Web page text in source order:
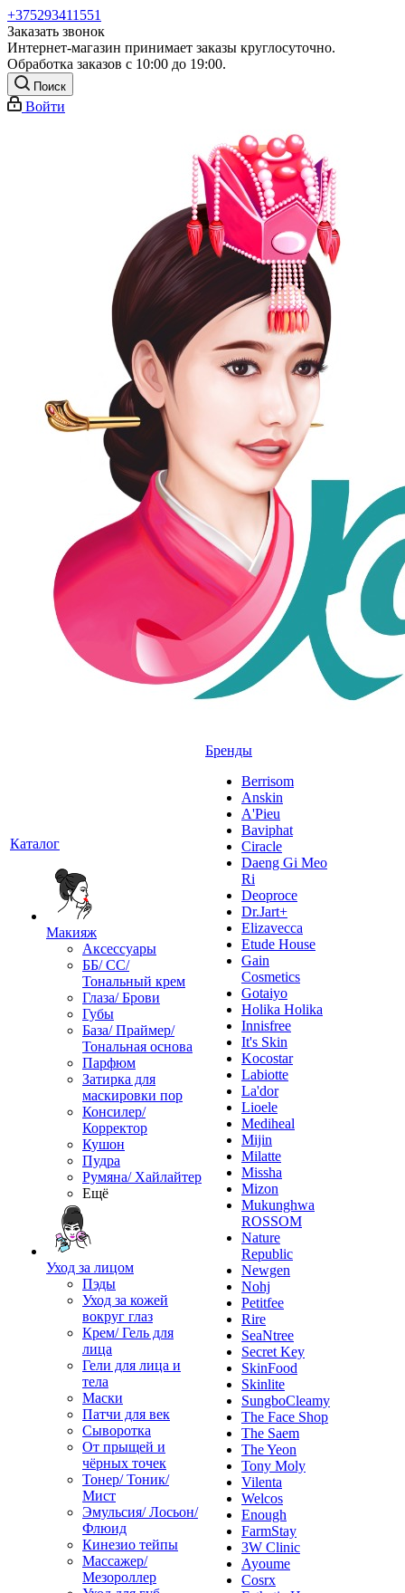
+375293411551
Заказать звонок
Интернет-магазин принимает заказы круглосуточно.
Обработка заказов с 10:00 до 19:00.
Поиск
Войти
Каталог
Макияж
Аксессуары
ББ/ СС/
Тональный крем
Глаза/ Брови
Губы
База/ Праймер/
Тональная основа
Парфюм
Затирка для
маскировки пор
Консилер/
Корректор
Кушон
Пудра
Румяна/ Хайлайтер
Ещё
Уход за лицом
Пэды
Уход за кожей
вокруг глаз
Крем/ Гель для
лица
Гели для лица и
тела
Маски
Патчи для век
Сыворотка
От прыщей и
чёрных точек
Тонер/ Тоник/
Мист
Эмульсия/ Лосьон/
Флюид
Кинезио тейпы
Массажер/
Мезороллер
Бренды
Berrisom
Anskin
A'Pieu
Baviphat
Ciracle
Daeng Gi Meo
Ri
Deoproce
Dr.Jart+
Elizavecca
Etude House
Gain
Cosmetics
Gotaiyo
Holika Holika
Innisfree
It's Skin
Kocostar
Labiotte
La'dor
Lioele
Mediheal
Mijin
Milatte
Missha
Mizon
Mukunghwa
ROSSOM
Nature
Republic
Newgen
Nohj
Petitfee
Rire
SeaNtree
Secret Key
SkinFood
Skinlite
SungboCleamy
The Face Shop
The Saem
The Yeon
Tony Moly
Vilenta
Welcos
Enough
FarmStay
3W Clinic
Ayoume
Cosrx